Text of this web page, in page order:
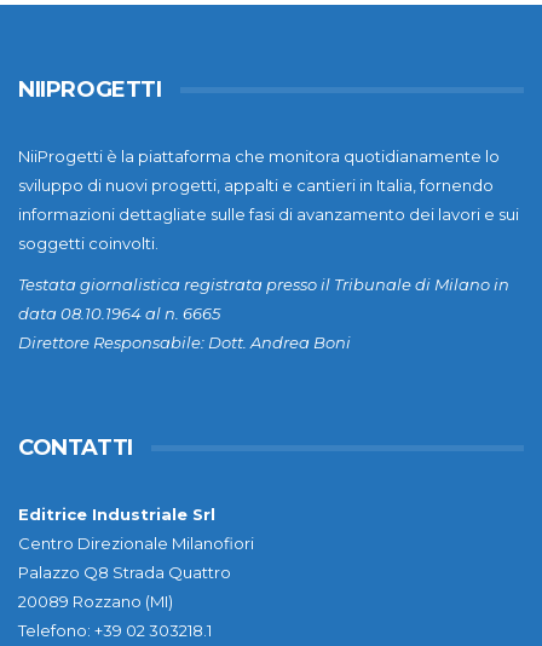
NIIPROGETTI
NiiProgetti è la piattaforma che monitora quotidianamente lo
sviluppo di nuovi progetti, appalti e cantieri in Italia, fornendo
informazioni dettagliate sulle fasi di avanzamento dei lavori e sui
soggetti coinvolti.
Testata giornalistica registrata presso il Tribunale di Milano in
data 08.10.1964 al n. 6665
Direttore Responsabile: Dott. Andrea Boni
CONTATTI
Editrice Industriale Srl
Centro Direzionale Milanofiori
Palazzo Q8 Strada Quattro
20089 Rozzano (MI)
Telefono: +39 02 303218.1